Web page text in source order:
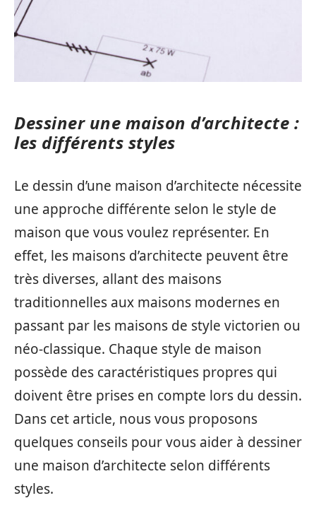
Dessiner une maison d’architecte :
les différents styles
Le dessin d’une maison d’architecte nécessite
une approche différente selon le style de
maison que vous voulez représenter. En
effet, les maisons d’architecte peuvent être
très diverses, allant des maisons
traditionnelles aux maisons modernes en
passant par les maisons de style victorien ou
néo-classique. Chaque style de maison
possède des caractéristiques propres qui
doivent être prises en compte lors du dessin.
Dans cet article, nous vous proposons
quelques conseils pour vous aider à dessiner
une maison d’architecte selon différents
styles.